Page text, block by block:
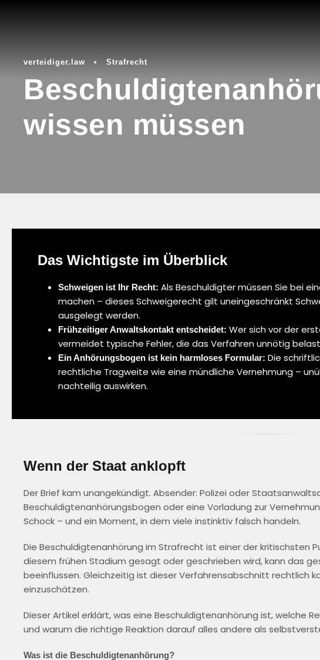
verteidiger.law • Strafrecht
wissen müssen
Das Wichtigste im Überblick
Schweigen ist Ihr Recht: Als Beschuldigter müssen Sie bei
machen – dieses Schweigerecht gilt uneingeschränkt
ausgelegt werden.
Frühzeitiger Anwaltskontakt entscheidet: Wer sich vor der
vermeidet typische Fehler, die das Verfahren unnötig
Ein Anhörungsbogen ist kein harmloses Formular: Die
rechtliche Tragweite wie eine mündliche Vernehmung –
nachteilig auswirken.
Wenn der Staat anklopft
Der Brief kam unangekündigt. Absender: Polizei oder
Beschuldigtenanhörungsbogen oder eine Vorladung zur
Schock – und ein Moment, in dem viele instinktiv falsch handeln.
Die Beschuldigtenanhörung im Strafrecht ist einer der kritischsten
diesem frühen Stadium gesagt oder geschrieben wird, kann das
beeinflussen. Gleichzeitig ist dieser Verfahrensabschnitt rechtlich
einzuschätzen.
Dieser Artikel erklärt, was eine Beschuldigtenanhörung ist, welche
und warum die richtige Reaktion darauf alles andere als
Was ist die Beschuldigtenanhörung?